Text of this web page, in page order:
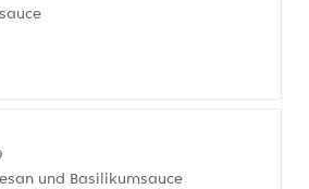
und Basilikumsauce